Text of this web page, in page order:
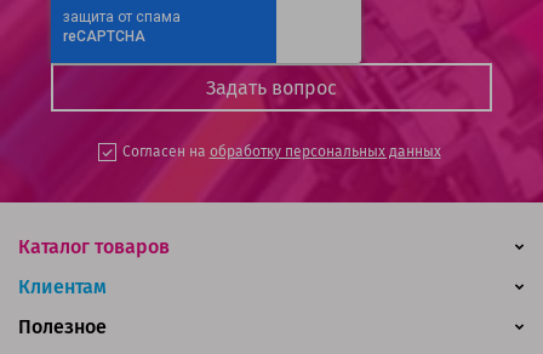
Согласен на обработку персональных данных
Каталог товаров
Клиентам
Полезное